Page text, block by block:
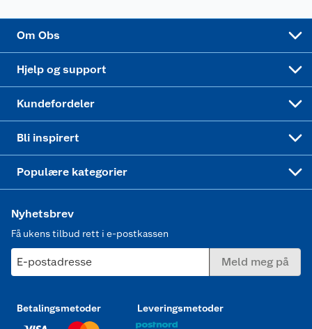
Om Obs
Hjelp og support
Kundefordeler
Bli inspirert
Populære kategorier
Nyhetsbrev
Få ukens tilbud rett i e-postkassen
E-postadresse Meld meg på
Betalingsmetoder Leveringsmetoder